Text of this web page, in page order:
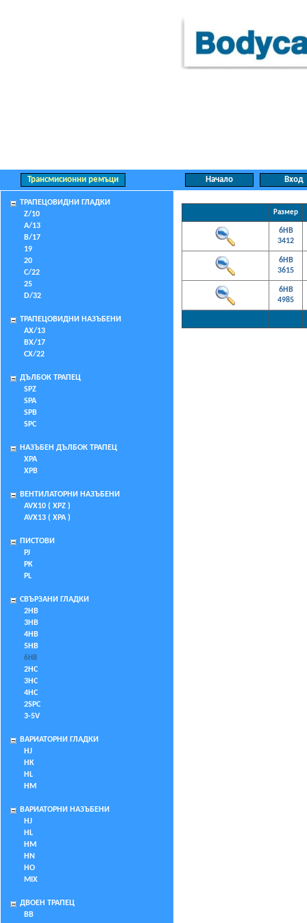
ТРАПЕЦОВИДНИ ГЛАДКИ
Z/10
A/13
B/17
19
20
C/22
25
D/32
ТРАПЕЦОВИДНИ НАЗЪБЕНИ
AX/13
BX/17
CX/22
ДЪЛБОК ТРАПЕЦ
SPZ
SPA
SPB
SPC
НАЗЪБЕН ДЪЛБОК ТРАПЕЦ
XPA
XPB
ВЕНТИЛАТОРНИ НАЗЪБЕНИ
AVX10 ( XPZ )
AVX13 ( XPA )
ПИСТОВИ
PJ
PK
PL
СВЪРЗАНИ ГЛАДКИ
2HB
3HB
4HB
5HB
6HB
2HC
3HC
4HC
2SPC
3-5V
ВАРИАТОРНИ ГЛАДКИ
HJ
HK
HL
HM
ВАРИАТОРНИ НАЗЪБЕНИ
HJ
HL
HM
HN
HO
MIX
ДВОЕН ТРАПЕЦ
BB
Размер
6HB
3412
6HB
3615
6HB
4985